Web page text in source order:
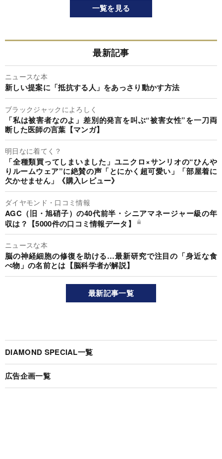
一覧を見る
最新記事
ニュースな本
新しい提案に「抵抗する人」をあっさり動かす方法
ブラックジャックによろしく
「私は被害者なのよ」差別的発言を叫ぶ“被害女性”を一刀両
断した医師の言葉【マンガ】
明日なに着てく？
「全種類買ってしまいました」ユニクロ×サンリオの“ひんや
りルームウェア”に絶賛の声「とにかく超可愛い」「部屋着に
欠かせません」《購入レビュー》
ダイヤモンド・口コミ情報
AGC（旧・旭硝子）の40代前半・シニアマネージャー級の年
収は？【5000件の口コミ情報データ】
ニュースな本
脳の神経細胞の修復を助ける…最新研究で注目の「身近な食
べ物」の名前とは【脳科学者が解説】
最新記事一覧
DIAMOND SPECIAL一覧
広告企画一覧